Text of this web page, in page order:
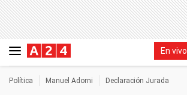
En vivo
Política Manuel Adorni Declaración Jurada